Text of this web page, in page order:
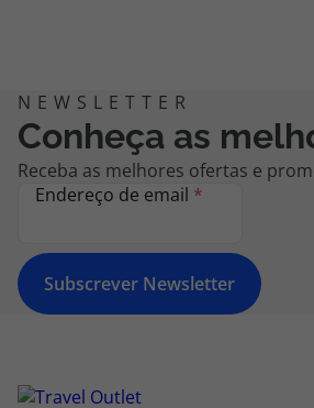
Conheça as
Receba as melhores ofertas e
Endereço de email *
Subscrever Newsletter